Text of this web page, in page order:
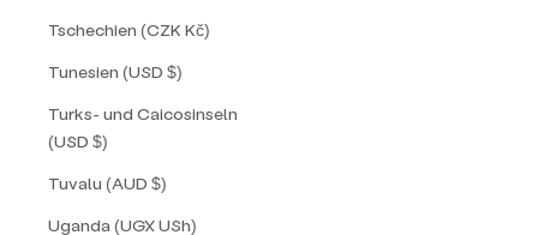
Tschechien (CZK Kč)
Tunesien (USD $)
Turks- und Caicosinseln
(USD $)
Tuvalu (AUD $)
Uganda (UGX USh)